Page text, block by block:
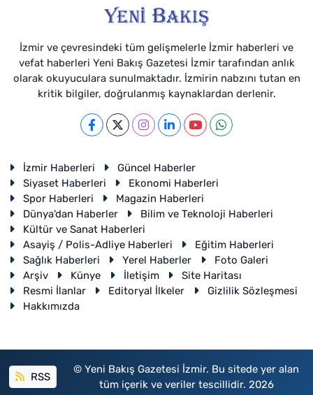
İzmir ve çevresindeki tüm gelişmelerle İzmir haberleri ve
vefat haberleri Yeni Bakış Gazetesi İzmir tarafından anlık
olarak okuyuculara sunulmaktadır. İzmirin nabzını tutan en
kritik bilgiler, doğrulanmış kaynaklardan derlenir.
İzmir Haberleri
Güncel Haberler
Siyaset Haberleri
Ekonomi Haberleri
Spor Haberleri
Magazin Haberleri
Dünya'dan Haberler
Bilim ve Teknoloji Haberleri
Kültür ve Sanat Haberleri
Asayiş / Polis-Adliye Haberleri
Eğitim Haberleri
Sağlık Haberleri
Yerel Haberler
Foto Galeri
Arşiv
Künye İletişim
Site Haritası
Resmi İlanlar
Editoryal İlkeler
Gizlilik Sözleşmesi
Hakkımızda
RSS
© Yeni Bakış Gazetesi İzmir. Bu sitede yer alan
tüm içerik ve veriler tescillidir. 2026